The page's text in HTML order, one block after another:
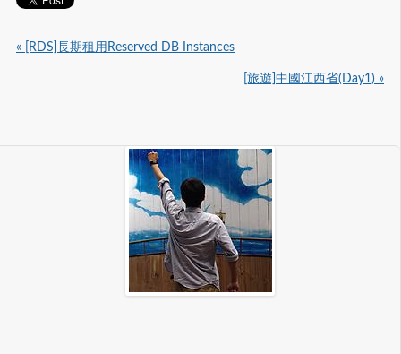
« [RDS]長期租用Reserved DB Instances
[旅遊]中國江西省(Day1) »